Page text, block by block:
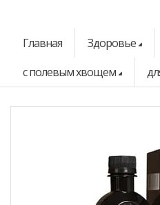
Главная Здоровье
с полевым хвощем